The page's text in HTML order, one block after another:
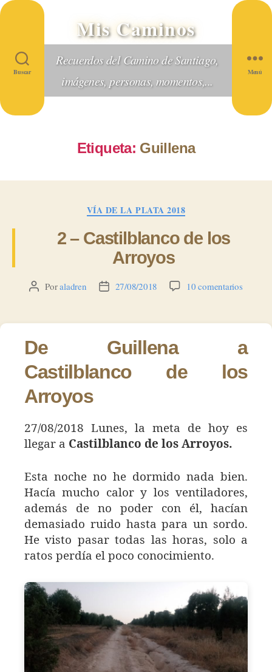
Buscar
Mis Caminos
Recuerdos del Camino de Santiago,
imágenes, personas, momentos,...
Menú
Etiqueta: Guillena
Categorías
VÍA DE LA PLATA 2018
2 – Castilblanco de los
Arroyos
Autor
entrada
Poraladren
Fecha
entrada
27/08/2018 10 comentariosen
los
Arroyos
De Guillena a
Castilblanco de los
Arroyos
27/08/2018 Lunes, la meta de hoy es
llegar a Castilblanco de los Arroyos.
Esta noche no he dormido nada bien.
Hacía mucho calor y los ventiladores,
además de no poder con él, hacían
demasiado ruido hasta para un sordo.
He visto pasar todas las horas, solo a
ratos perdía el poco conocimiento.